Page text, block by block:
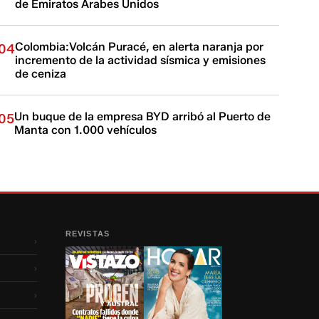
de Emiratos Árabes Unidos
Colombia:Volcán Puracé, en alerta naranja por
incremento de la actividad sísmica y emisiones
de ceniza
Un buque de la empresa BYD arribó al Puerto de
Manta con 1.000 vehículos
›
›
›
REVISTAS